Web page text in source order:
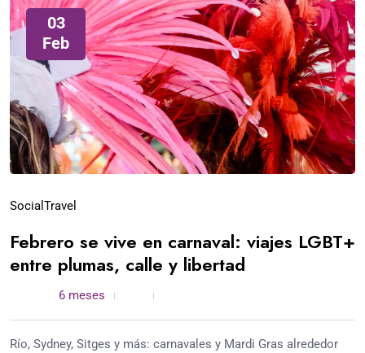
03
Feb
Social Travel
Febrero se vive en carnaval: viajes LGBT+
entre plumas, calle y libertad
6 meses
Río, Sydney, Sitges y más: carnavales y Mardi Gras alrededor